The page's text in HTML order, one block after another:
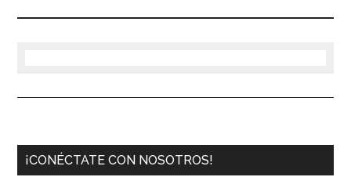
¡CONÉCTATE CON NOSOTROS!